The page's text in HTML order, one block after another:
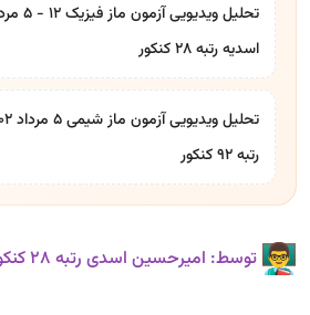
اسدیه رتبه ۲۸ کنکور
رتبه ۹۲ کنکور
توسط: امیرحسین اسدی رتبه ۲۸ کنکور